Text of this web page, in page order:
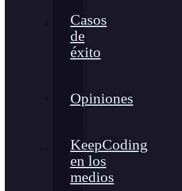
Casos
de
éxito
Opiniones
KeepCoding
en los
medios